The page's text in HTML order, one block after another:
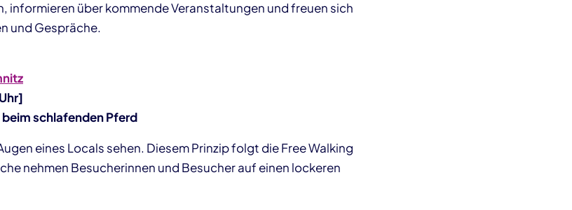
informieren über kommende Veranstaltungen und freuen sich
und Gespräche.
schlafenden Pferd
eines Locals sehen. Diesem Prinzip folgt die Free Walking
nehmen Besucherinnen und Besucher auf einen lockeren